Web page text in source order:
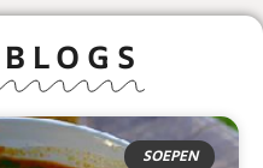
SOEPEN